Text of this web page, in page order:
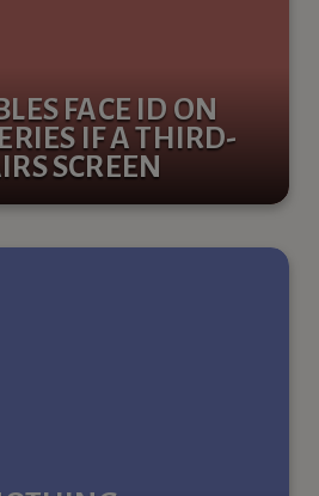
FACE ID ON
IF A THIRD-
SCREEN